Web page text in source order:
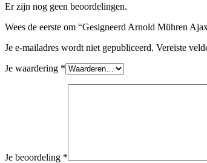
Er zijn nog geen beoordelingen.
Wees de eerste om “Gesigneerd Arnold Mühren
Je e-mailadres wordt niet gepubliceerd. Vereiste
Je waardering *
Je beoordeling *